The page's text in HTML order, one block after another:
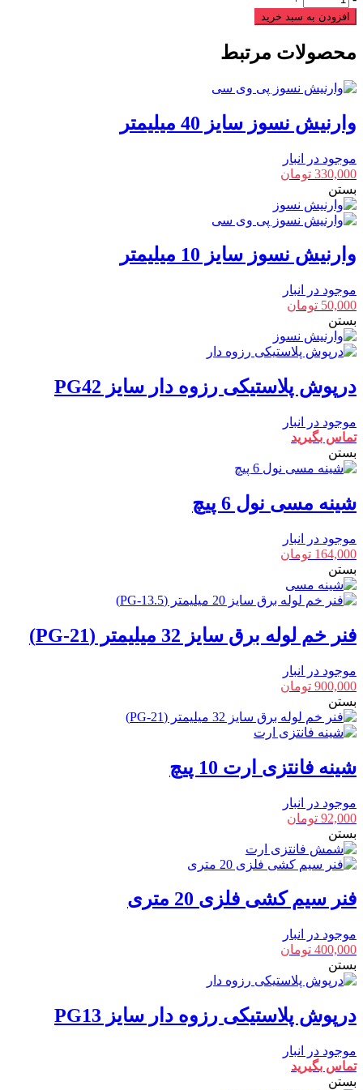
فرم
سایز
عدد
افزودن به سبد خرید
محصولات مرتبط
وارنیش نسوز سایز 40 میلیمتر
موجود در انبار
330,000 تومان
بستن
وارنیش نسوز سایز 10 میلیمتر
موجود در انبار
50,000 تومان
بستن
درپوش پلاستیکی رزوه دار سایز PG42
موجود در انبار
تماس بگیرید
بستن
شینه مسی نول 6 پیچ
موجود در انبار
164,000 تومان
بستن
فنر خم لوله برق سایز 32 میلیمتر (PG-21)
موجود در انبار
900,000 تومان
بستن
شینه فانتزی ارت 10 پیچ
موجود در انبار
92,000 تومان
بستن
فنر سیم کشی فلزی 20 متری
موجود در انبار
400,000 تومان
بستن
درپوش پلاستیکی رزوه دار سایز PG13
موجود در انبار
تماس بگیرید
بستن